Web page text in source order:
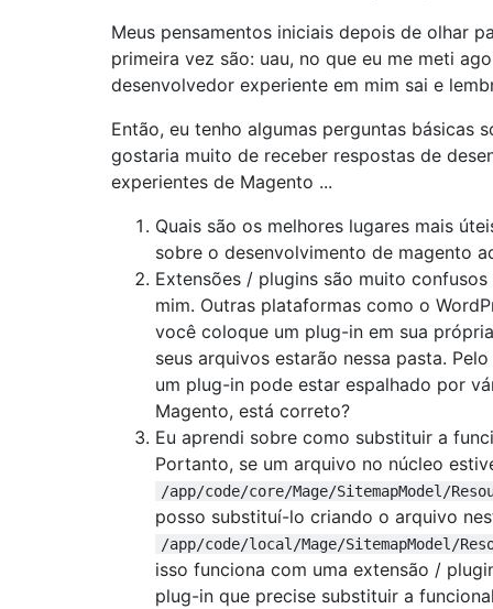
Meus pensamentos iniciais depois de olhar
primeira vez são: uau, no que eu me meti
desenvolvedor experiente em mim sai e
Então, eu tenho algumas perguntas básicas
gostaria muito de receber respostas de
experientes de Magento ...
Quais são os melhores lugares mais
sobre o desenvolvimento de magento
Extensões / plugins são muito
mim. Outras plataformas como o
você coloque um plug-in em sua
seus arquivos estarão nessa pasta.
um plug-in pode estar espalhado por
Magento, está correto?
Eu aprendi sobre como substituir a
Portanto, se um arquivo no núcleo
/app/code/core/Mage/SitemapModel/
posso substituí-lo criando o arquivo
/app/code/local/Mage/SitemapModel/
isso funciona com uma extensão /
plug-in que precise substituir a